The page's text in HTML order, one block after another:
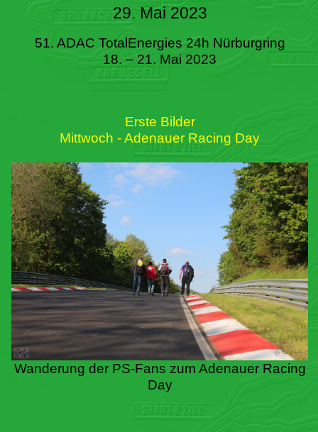
29. Mai 2023
51. ADAC TotalEnergies 24h Nürburgring
18. – 21. Mai 2023
Erste Bilder
Mittwoch - Adenauer Racing Day
Wanderung der PS-Fans zum Adenauer Racing
Day